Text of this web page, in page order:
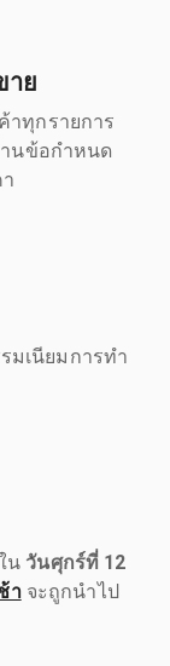
าย
าทุกรายการ
นข้อกำหนด
มเนียมการทำ
น วันศุกร์ที่ 12
าจะถูกนำไป